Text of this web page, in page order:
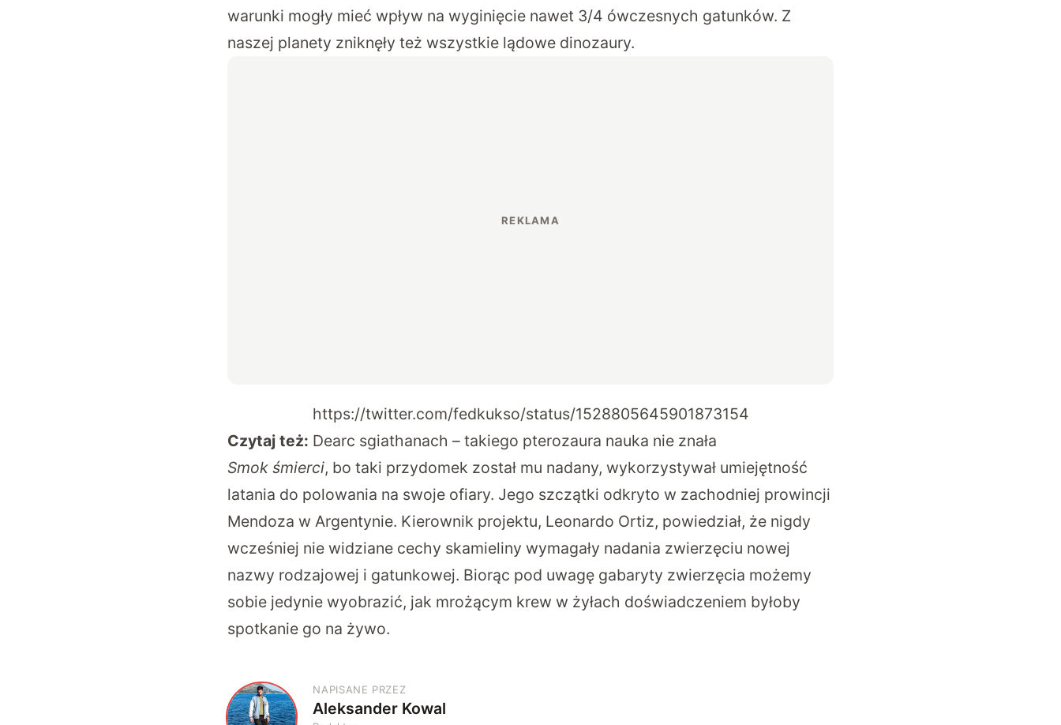
warunki mogły mieć wpływ na wyginięcie nawet 3/4 ówczesnych gatunków. Z
naszej planety zniknęły też wszystkie lądowe dinozaury.
https://twitter.com/fedkukso/status/1528805645901873154
Czytaj też: Dearc sgiathanach – takiego pterozaura nauka nie znała
Smok śmierci, bo taki przydomek został mu nadany, wykorzystywał umiejętność
latania do polowania na swoje ofiary. Jego szczątki odkryto w zachodniej prowincji
Mendoza w Argentynie. Kierownik projektu, Leonardo Ortiz, powiedział, że nigdy
wcześniej nie widziane cechy skamieliny wymagały nadania zwierzęciu nowej
nazwy rodzajowej i gatunkowej. Biorąc pod uwagę gabaryty zwierzęcia możemy
sobie jedynie wyobrazić, jak mrożącym krew w żyłach doświadczeniem byłoby
spotkanie go na żywo.
A
NAPISANE PRZEZ
Aleksander Kowal